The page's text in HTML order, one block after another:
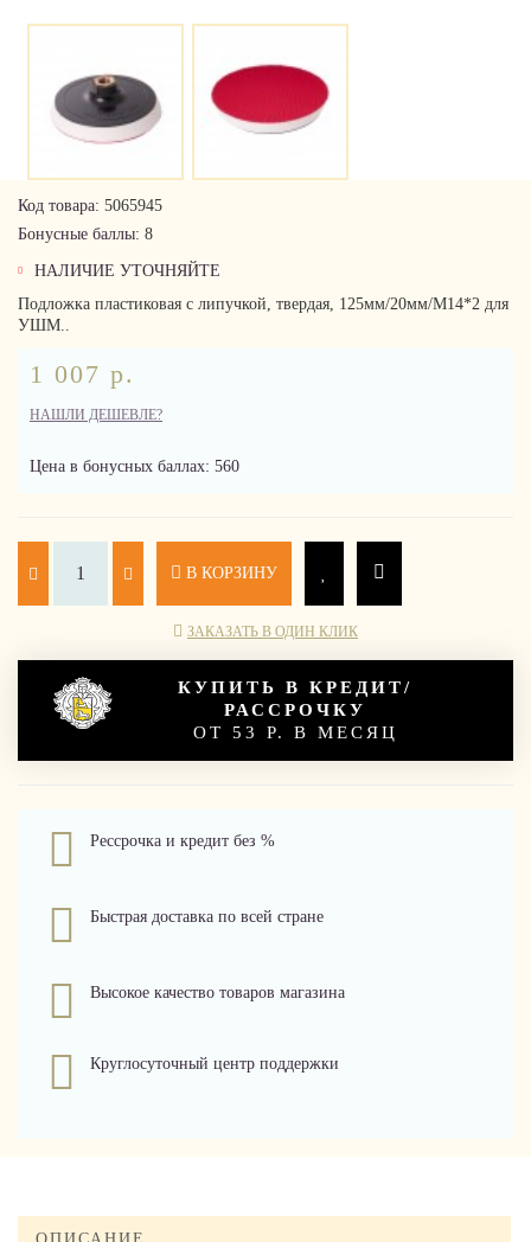
Код товара: 5065945
Бонусные баллы: 8
НАЛИЧИЕ УТОЧНЯЙТЕ
Подложка пластиковая с липучкой, твердая, 125мм/20мм/М14*2 для
УШМ..
1 007 р.
НАШЛИ ДЕШЕВЛЕ?
Цена в бонусных баллах: 560
В КОРЗИНУ
ЗАКАЗАТЬ В ОДИН КЛИК
КУПИТЬ В КРЕДИТ/
РАССРОЧКУ
ОТ 53 Р. В МЕСЯЦ
Рессрочка и кредит без %
Быстрая доставка по всей стране
Высокое качество товаров магазина
Круглосуточный центр поддержки